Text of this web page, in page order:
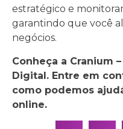
estratégico e
garantindo que você
negócios.
Conheça a Cranium
Digital. Entre em
como podemos
online.